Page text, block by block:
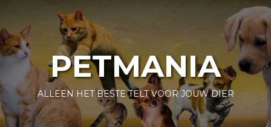
content
PETMANIA
ALLEEN HET BESTE TELT VOOR JOUW DIER